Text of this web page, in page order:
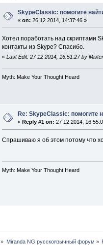
SkypeClassic: помогите
«on: 26 12 2014, 14:37:46 »
Хотел поработать над скриптами
контакты из Skype? Спасибо.
« Last Edit: 27 12 2014, 16:51:27 by
Myth: Make Your Thought Heard
Re: SkypeClassic: помогите
«Reply #1 on: 27 12 2014,
Спрашиваю я об этом потому что
Myth: Make Your Thought Heard
» Miranda NG русскоязычный форум »